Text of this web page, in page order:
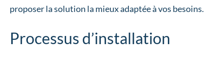
proposer la solution la mieux adaptée à vos besoins.
Processus d’installation